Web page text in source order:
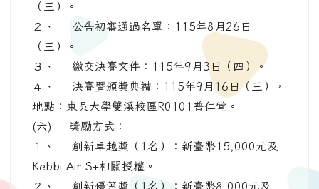
（三）。
２、 公告初審通過名單：115年8月26日
（三）。
３、 繳交決賽文件：115年9月3日（四）。
４、 決賽暨頒獎典禮：115年9月16日（三），
地點：東吳大學雙溪校區R0101普仁堂。
(六) 獎勵方式：
１、 創新卓越獎（1名）：新臺幣15,000元及
Kebbi Air S+相關授權。
２、 創新優等獎（1名）：新臺幣8,000元及